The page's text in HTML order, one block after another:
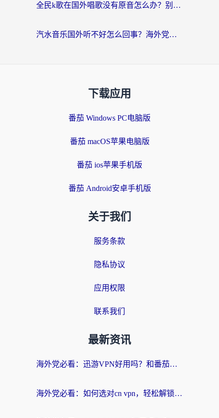
全民k歌在国外唱歌没有原音怎么办？别让地域限制毁了你的麦霸时刻
汽水音乐国外听不好怎么回事？海外党亲测有效的回国加速方案来了
下载应用
番茄 Windows PC电脑版
番茄 macOS苹果电脑版
番茄 ios苹果手机版
番茄 Android安卓手机版
关于我们
服务条款
隐私协议
应用权限
联系我们
最新资讯
海外党必看：迅游VPN好用吗？和番茄加速器VPN对比哪个回国效果更好？
海外党必看：如何选对cn vpn，轻松解锁国内影音游戏？